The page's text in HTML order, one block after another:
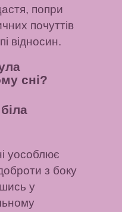
попри
почуттів
відносин.
сні?
уособлює
з боку
у